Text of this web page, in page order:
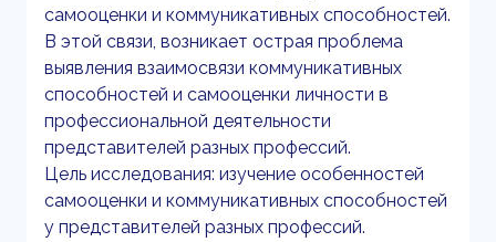
самооценки и коммуникативных способностей.
В этой связи, возникает острая проблема
выявления взаимосвязи коммуникативных
способностей и самооценки личности в
профессиональной деятельности
представителей разных профессий.
Цель исследования: изучение особенностей
самооценки и коммуникативных способностей
у представителей разных профессий.